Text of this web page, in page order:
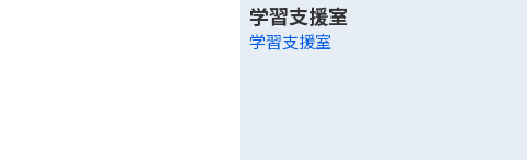
学習支援室
学習支援室